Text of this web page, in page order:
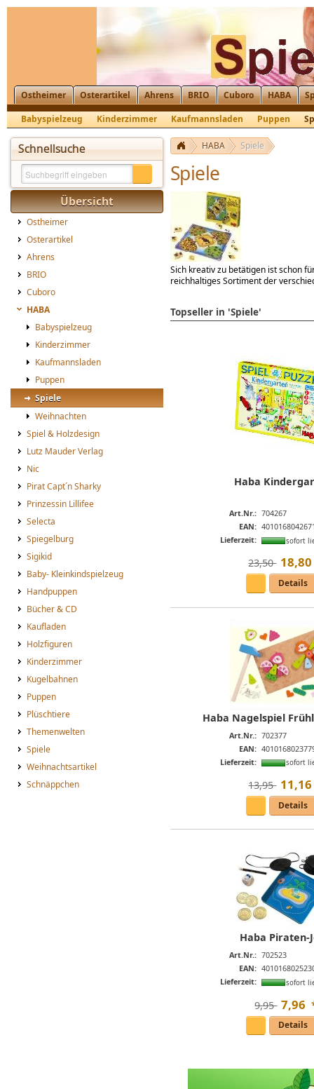
Ostheimer Osterartikel Ahrens BRIO Cuboro HABA
Babyspielzeug
Kinderzimmer Kaufmannsladen Puppen
Schnellsuche
Übersicht
Ostheimer
Osterartikel
Ahrens
BRIO
Cuboro
HABA
Babyspielzeug
Kinderzimmer
Kaufmannsladen
Puppen
Spiele
Weihnachten
Spiel & Holzdesign
Lutz Mauder Verlag
Nic
Pirat Capt´n Sharky
Prinzessin Lillifee
Selecta
Spiegelburg
Sigikid
Baby- Kleinkindspielzeug
Handpuppen
Bücher & CD
Kaufladen
Holzfiguren
Kinderzimmer
Kugelbahnen
Puppen
Plüschtiere
Themenwelten
Spiele
Weihnachtsartikel
Schnäppchen
HABA Spiele
Spiele
Sich kreativ zu betätigen ist schon
reichhaltiges Sortiment der
Topseller in 'Spiele'
Haba
Art.Nr.: 704267
EAN:
Lieferzeit:
sofort
23,50  18,80
Details
Haba Nagelspiel
Art.Nr.: 702377
EAN:
Lieferzeit:
sofort
13,95  11,16
Details
Haba Piraten-
Art.Nr.: 702523
EAN:
Lieferzeit:
sofort
9,95  7,96
Details